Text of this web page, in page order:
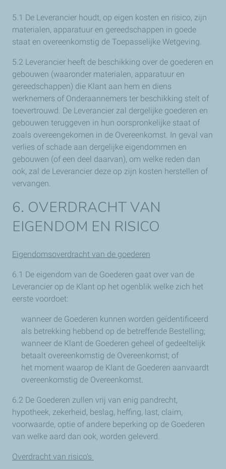
5.1 De Leverancier houdt, op eigen kosten en risico, zijn
materialen, apparatuur en gereedschappen in goede
staat en overeenkomstig de Toepasselijke Wetgeving.
5.2 Leverancier heeft de beschikking over de goederen en
gebouwen (waaronder materialen, apparatuur en
gereedschappen) die Klant aan hem en diens
werknemers of Onderaannemers ter beschikking stelt of
toevertrouwd. De Leverancier zal dergelijke goederen en
gebouwen teruggeven in hun oorspronkelijke staat of
zoals overeengekomen in de Overeenkomst. In geval van
verlies of schade aan dergelijke eigendommen en
gebouwen (of een deel daarvan), om welke reden dan
ook, zal de Leverancier deze op zijn kosten herstellen of
vervangen.
6. OVERDRACHT VAN
EIGENDOM EN RISICO
Eigendomsoverdracht van de goederen
6.1 De eigendom van de Goederen gaat over van de
Leverancier op de Klant op het ogenblik welke zich het
eerste voordoet:
wanneer de Goederen kunnen worden geïdentificeerd
als betrekking hebbend op de betreffende Bestelling;
wanneer de Klant de Goederen geheel of gedeeltelijk
betaalt overeenkomstig de Overeenkomst; of
het moment waarop de Klant de Goederen aanvaardt
overeenkomstig de Overeenkomst.
6.2 De Goederen zullen vrij van enig pandrecht,
hypotheek, zekerheid, beslag, heffing, last, claim,
voorwaarde, optie of andere beperking op de Goederen
van welke aard dan ook, worden geleverd.
Overdracht van risico's